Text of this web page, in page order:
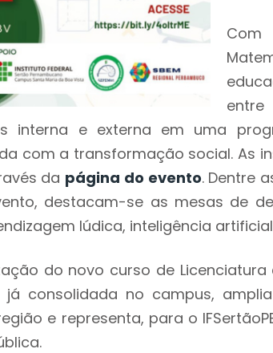
Com
interna e externa em uma
com a transformação social. As
da página do evento. Dentre
destacam-se as mesas de
lúdica, inteligência
do novo curso de
já consolidada no campus,
e representa, para o